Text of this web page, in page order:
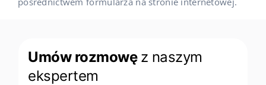
Umów rozmowę z naszym
ekspertem